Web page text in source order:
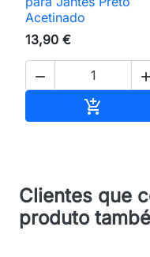
Acetinado
13,90 €
 

Clientes que
produto